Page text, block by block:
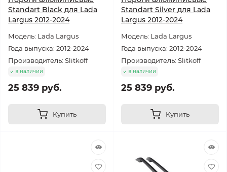
Standart Black для Lada
Largus 2012-2024
Модель: Lada Largus
Года выпуска: 2012-2024
Производитель: Slitkoff
в наличии
25 839 руб.
Купить
Standart Silver для Lada
Largus 2012-2024
Модель: Lada Largus
Года выпуска: 2012-2024
Производитель: Slitkoff
в наличии
25 839 руб.
Купить